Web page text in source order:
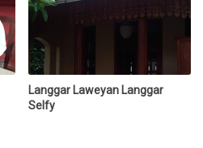
Langgar Laweyan Langgar
Selfy